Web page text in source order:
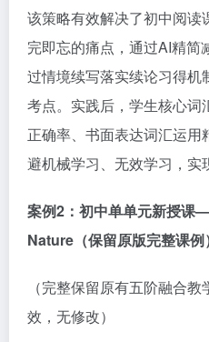
该策略有效解决了初中阅读
完即忘的痛点，通过AI精简
过情境续写落实续论习得
考点。实践后，学生核心词
正确率、书面表达词汇运
避机械学习、无效学习，实
案例2 ：初中单单元新授课
Nature （保留原版完整课例
（完整保留原有五阶融合
效，无修改）